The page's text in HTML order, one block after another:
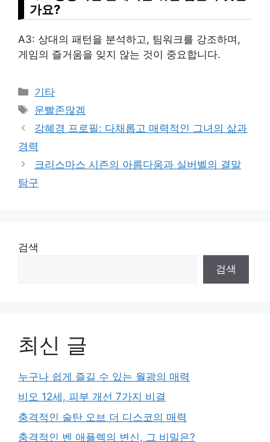
가요?
A3: 상대의 패턴을 분석하고, 팀워크를 강조하며,
게임의 즐거움을 잊지 않는 것이 중요합니다.
Categories
기타
Tags
운빨존많겜
강혜경 프로필: 다채롭고 매력적인 그녀의 삶과
경력
크리스마스 시즌의 아름다움과 실버벨의 결말
탐구
검색
검색
최신 글
누구나 쉽게 즐길 수 있는 월광의 매력
비오 12세, 피부 개선 7가지 비결
충격적인 술탄 오브 더 디스코의 매력
충격적인 벤 애플렉의 변신, 그 비밀은?